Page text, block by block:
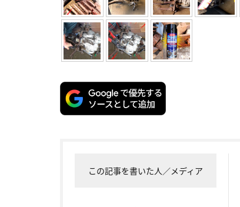
この記事を書いた人／メディア